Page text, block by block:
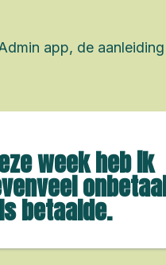
app, de
week heb ik
betaalde.